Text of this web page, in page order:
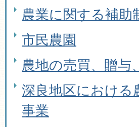
農業に関する補助
市民農園
農地の売買、贈与
深良地区における
事業